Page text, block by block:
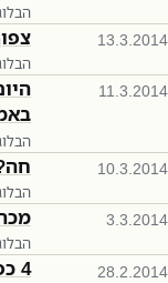
13.3.2014
11.3.2014
10.3.2014
3.3.2014
28.2.2014 4 כפיות סוכר